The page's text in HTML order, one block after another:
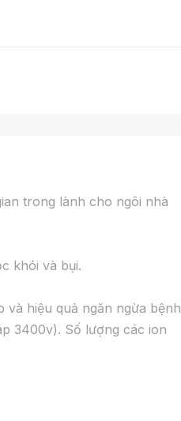
trong lành cho ngôi nhà
khói và bụi.
hiệu quả ngăn ngừa bệnh
3400v). Số lượng các ion